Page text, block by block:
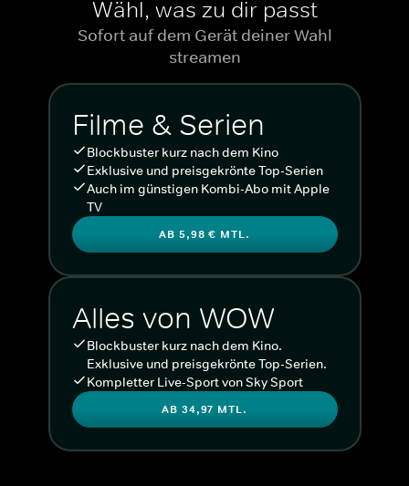
Wähl, was zu dir passt
Sofort auf dem Gerät deiner Wahl
streamen
Filme & Serien
Blockbuster kurz nach dem Kino
Exklusive und preisgekrönte Top-Serien
Auch im günstigen Kombi-Abo mit Apple
TV
AB 5,98 € MTL.
Alles von WOW
Blockbuster kurz nach dem Kino.
Exklusive und preisgekrönte Top-Serien.
Kompletter Live-Sport von Sky Sport
AB 34,97 MTL.